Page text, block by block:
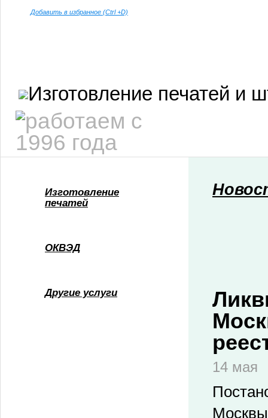
Добавить в избранное (Ctrl +D)
Изготовление
печатей
ОКВЭД
Другие услуги
14 мая
Москвы